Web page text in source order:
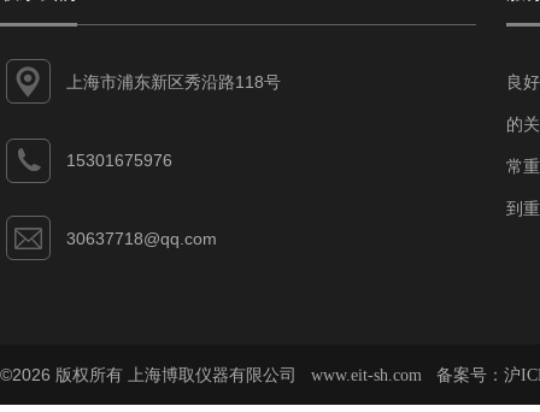
上海市浦东新区秀沿路118号
15301675976
30637718@qq.com
良
的
常
到
©2026 版权所有 上海博取仪器有限公司 www.eit-sh.com 备案号： 沪